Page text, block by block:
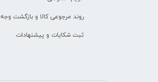
روند مرجوعی کالا و بازگشت وجه
ثبت شکایات و پیشنهادات